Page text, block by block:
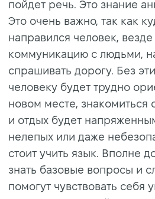
пойдет речь. Это знание
Это очень важно, так как
направился человек,
коммуникацию с людьми,
спрашивать дорогу. Без
человеку будет трудно
новом месте, знакомиться
и отдых будет
нелепых или даже
стоит учить язык. Вполне
знать базовые вопросы и
помогут чувствовать себя